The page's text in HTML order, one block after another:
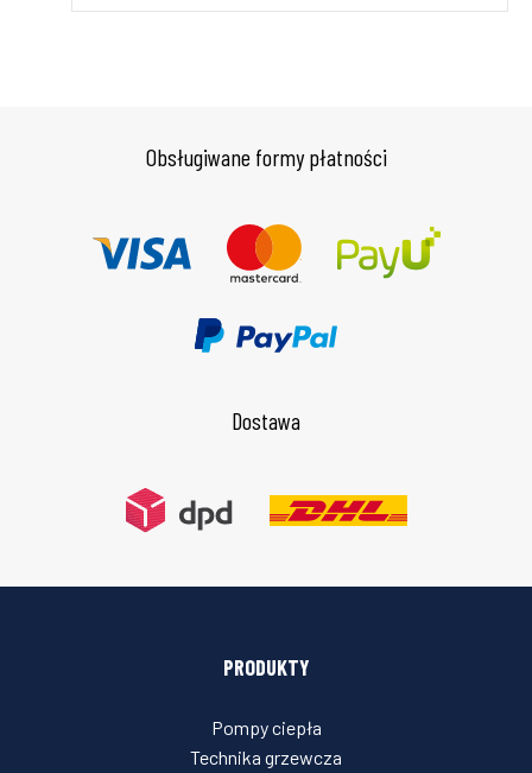
Obsługiwane formy płatności
Dostawa
PRODUKTY
Pompy ciepła
Technika grzewcza